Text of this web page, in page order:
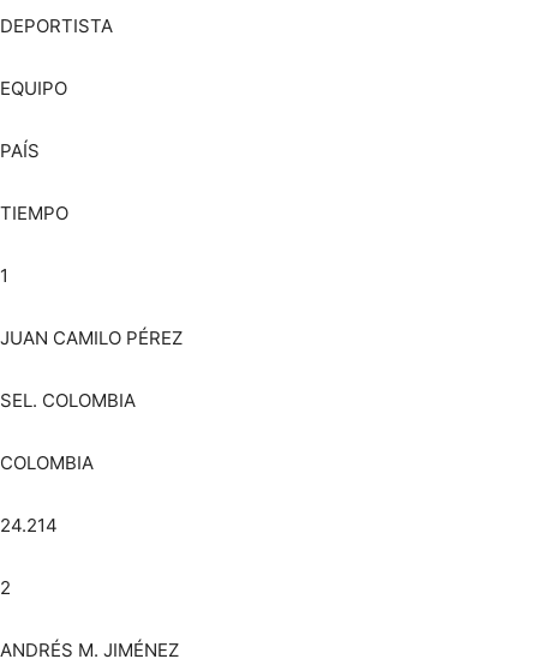
DEPORTISTA
EQUIPO
PAÍS
TIEMPO
1
JUAN CAMILO PÉREZ
SEL. COLOMBIA
COLOMBIA
24.214
2
ANDRÉS M. JIMÉNEZ